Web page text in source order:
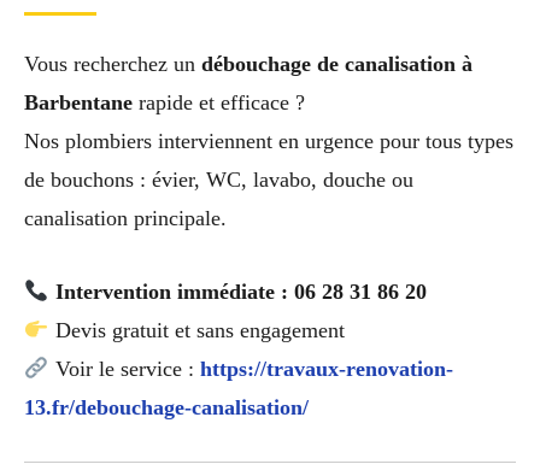
Vous recherchez un débouchage de canalisation à
Barbentane rapide et efficace ?
Nos plombiers interviennent en urgence pour tous types
de bouchons : évier, WC, lavabo, douche ou
canalisation principale.
Intervention immédiate : 06 28 31 86 20
Devis gratuit et sans engagement
Voir le service : https://travaux-renovation-
13.fr/debouchage-canalisation/